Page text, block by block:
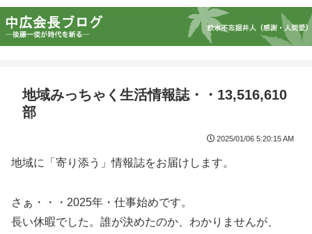
地域みっちゃく生活情報誌・・13,516,610
部
2025/01/06 5:20:15 AM
地域に「寄り添う」情報誌をお届けします。
さぁ・・・2025年・仕事始めです。
長い休暇でした。誰が決めたのか、わかりませんが、